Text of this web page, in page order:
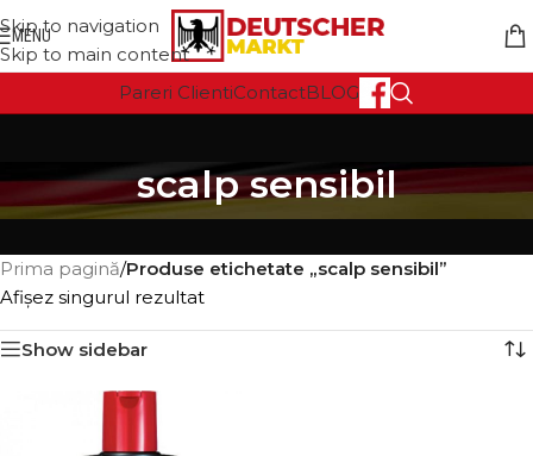
Skip to navigation
Skip to main content
MENU
Pareri ClientiContactBLOG
scalp sensibil
Prima pagină/Produse etichetate „scalp sensibil”
Afișez singurul rezultat
Show sidebar